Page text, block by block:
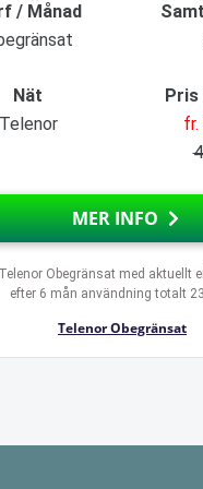
/ Månad
Nät
Telenor
Pris
fr.
MER INFO
Obegränsat med aktuellt
efter 6 mån användning totalt
Telenor Obegränsat